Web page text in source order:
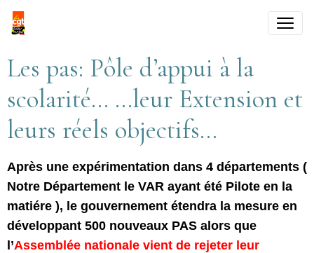
Les pas: Pôle d’appui à la
scolarité… …leur Extension et
leurs réels objectifs…
Après une expérimentation dans 4 départements (
Notre Département le VAR ayant été Pilote en la
matiére ), le gouvernement étendra la mesure en
développant 500 nouveaux PAS alors que
l’Assemblée nationale vient de rejeter leur